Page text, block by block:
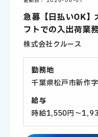
急募【日払いOK】
フトでの入出荷業
株式会社クルース
勤務地
千葉県松戸市新作
給与
時給1,550円～